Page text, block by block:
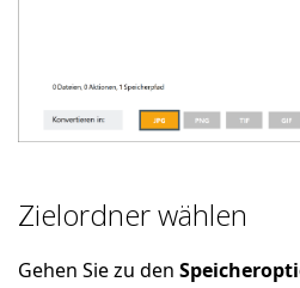
Zielordner wählen
Gehen Sie zu den